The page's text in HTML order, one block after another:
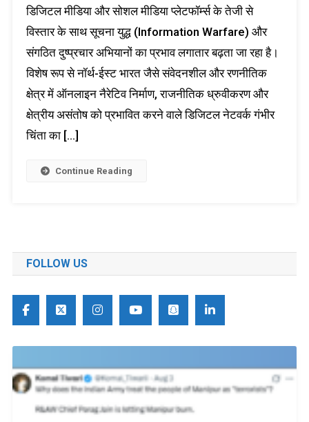
डिजिटल मीडिया और सोशल मीडिया प्लेटफॉर्म्स के तेजी से
विस्तार के साथ सूचना युद्ध (Information Warfare) और
संगठित दुष्प्रचार अभियानों का प्रभाव लगातार बढ़ता जा रहा है।
विशेष रूप से नॉर्थ-ईस्ट भारत जैसे संवेदनशील और रणनीतिक
क्षेत्र में ऑनलाइन नैरेटिव निर्माण, राजनीतिक ध्रुवीकरण और
क्षेत्रीय असंतोष को प्रभावित करने वाले डिजिटल नेटवर्क गंभीर
चिंता का […]
Continue Reading
FOLLOW US